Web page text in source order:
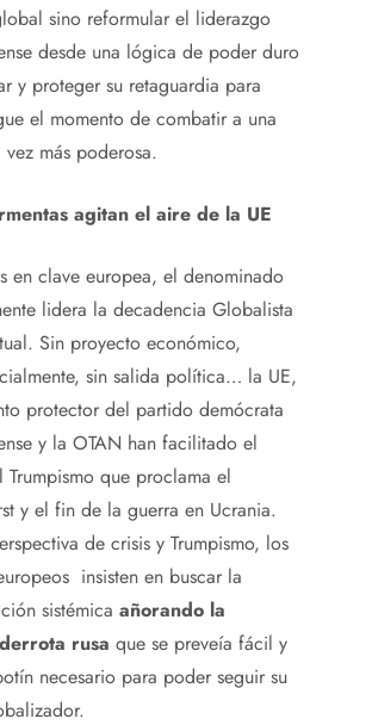
sino reformular el liderazgo
desde una lógica de poder duro
y proteger su retaguardia para
el momento de combatir a una
más poderosa.
agitan el aire de la UE
en clave europea, el denominado
lidera la decadencia Globalista
Sin proyecto económico,
sin salida política… la UE,
protector del partido demócrata
y la OTAN han facilitado el
Trumpismo que proclama el
y el fin de la guerra en Ucrania.
de crisis y Trumpismo, los
insisten en buscar la
sistémica añorando la
rusa que se preveía fácil y
necesario para poder seguir su